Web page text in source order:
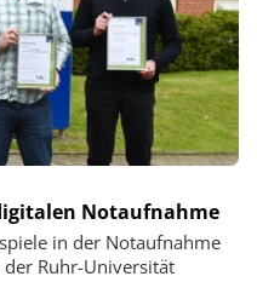
Notaufnahme
in der Notaufnahme
Ruhr-Universität